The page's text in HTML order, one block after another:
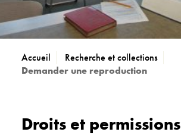
Accueil
Recherche et collections
Demander une reproduction
Droits et permissions